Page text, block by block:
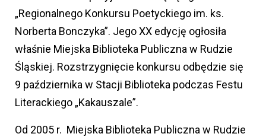
„Regionalnego Konkursu Poetyckiego im. ks.
Norberta Bonczyka”. Jego XX edycję ogłosiła
właśnie Miejska Biblioteka Publiczna w Rudzie
Śląskiej. Rozstrzygnięcie konkursu odbędzie się
9 października w Stacji Biblioteka podczas Festu
Literackiego „Kakauszale”.
Od 2005 r. Miejska Biblioteka Publiczna w Rudzie